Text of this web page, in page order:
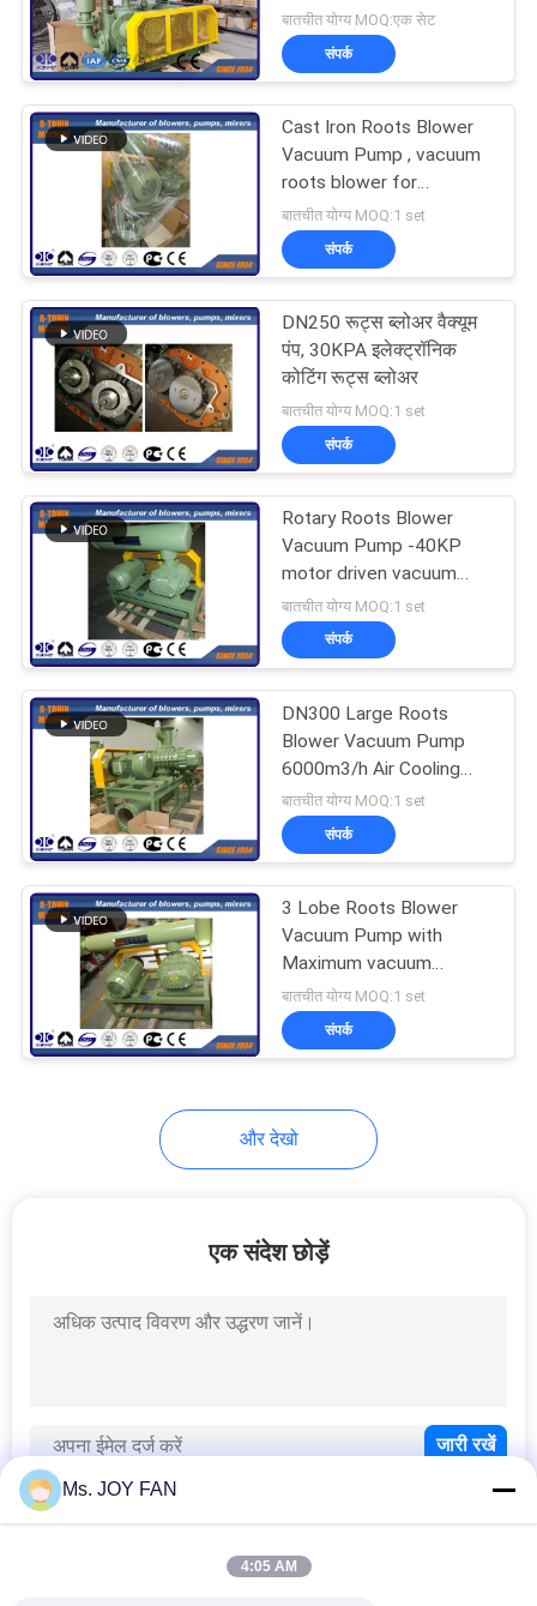
COMPANY
NEWS
साइटमैप
PRIVACY
POLICY
ब्लोअर पंप
बातचीत योग्य MOQ:एक सेट
संपर्क
Cast Iron Roots Blower
Vacuum Pump , vacuum
roots blower for
chemical industry
बातचीत योग्य MOQ:1 set
संपर्क
DN250 रूट्स ब्लोअर वैक्यूम
पंप, 30KPA इलेक्ट्रॉनिक
कोटिंग रूट्स ब्लोअर
बातचीत योग्य MOQ:1 set
संपर्क
Rotary Roots Blower
Vacuum Pump -40KP
motor driven vacuum
blower
बातचीत योग्य MOQ:1 set
संपर्क
DN300 Large Roots
Blower Vacuum Pump
6000m3/h Air Cooling
type
बातचीत योग्य MOQ:1 set
संपर्क
3 Lobe Roots Blower
Vacuum Pump with
Maximum vacuum
pressure 40KP
बातचीत योग्य MOQ:1 set
संपर्क
और देखो
एक संदेश छोड़ें
लोकप्रिय श्रेणियां
Ms. JOY FAN
4:05 AM